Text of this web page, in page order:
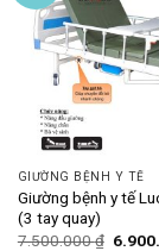
GIƯỜNG BỆNH Y TẾ
Giường bệnh y tế
(3 tay quay)
7.500.000₫ Giá